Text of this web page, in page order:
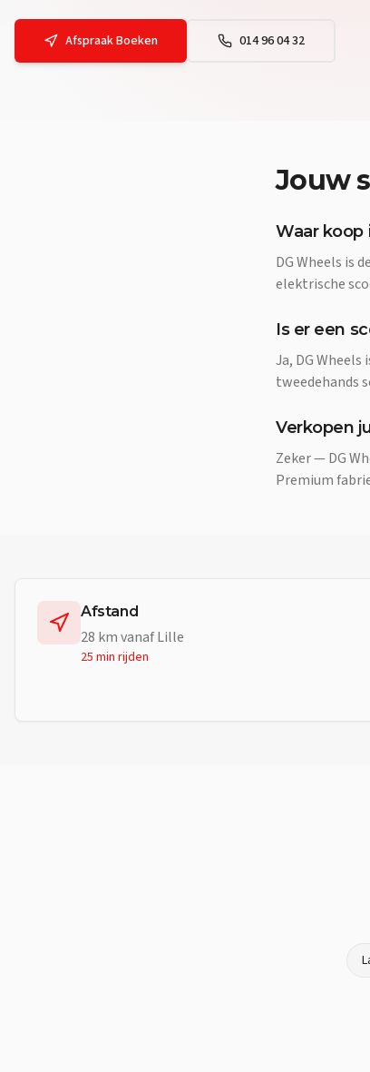
Afspraak Boeken 014 96 04 32
Jouw
Waar koop
DG Wheels is
elektrische
Is er een
Ja, DG
tweedehands
Verkopen
Zeker — DG
Premium
Afstand
28 km vanafLille
25 min rijden